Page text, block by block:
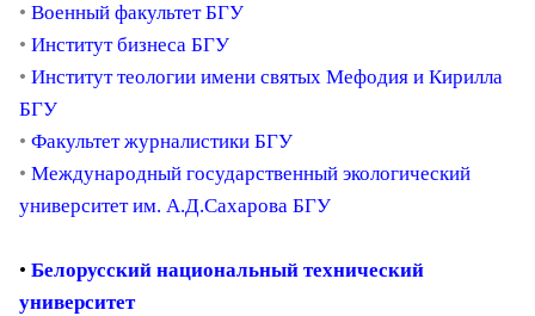
• Военный факультет БГУ
• Институт бизнеса БГУ
• Институт теологии имени святых Мефодия и Кирилла
БГУ
• Факультет журналистики БГУ
• Международный государственный экологический
университет им. А.Д.Сахарова БГУ
• Белорусский национальный технический
университет